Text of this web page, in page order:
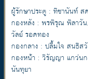
ผู้รักษาประตู : ทิชานันท์ ส
กองหลัง : พรพิรุณ พิลาวั
วัลย์ รอดทอง
กองกลาง : ปลื้มใจ สนธิ
กองหน้า : วิรัญญา แกว่น
นันทุยา